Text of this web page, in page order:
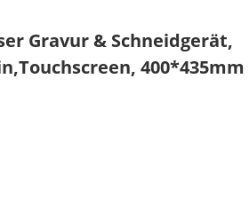
Gravur & Schneidgerät,
400*435mm